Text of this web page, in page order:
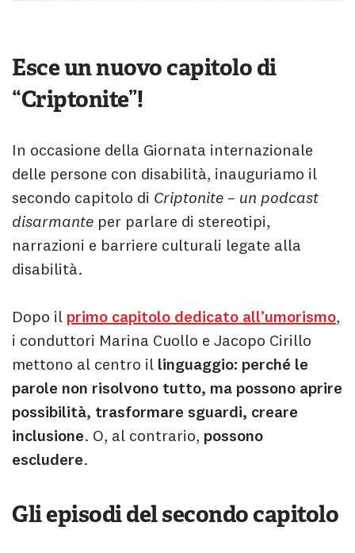
Esce un nuovo capitolo di
“Criptonite”!
In occasione della Giornata internazionale
delle persone con disabilità, inauguriamo il
secondo capitolo di Criptonite – un podcast
disarmante per parlare di stereotipi,
narrazioni e barriere culturali legate alla
disabilità.
Dopo il primo capitolo dedicato all’umorismo,
i conduttori Marina Cuollo e Jacopo Cirillo
mettono al centro il linguaggio: perché le
parole non risolvono tutto, ma possono aprire
possibilità, trasformare sguardi, creare
inclusione. O, al contrario, possono
escludere.
Gli episodi del secondo capitolo